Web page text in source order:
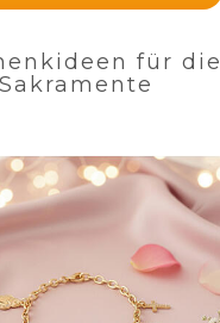
für die
Sakramente